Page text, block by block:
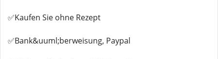
✅Kaufen Sie ohne Rezept
✅Bank&uuml;berweisung, Paypal